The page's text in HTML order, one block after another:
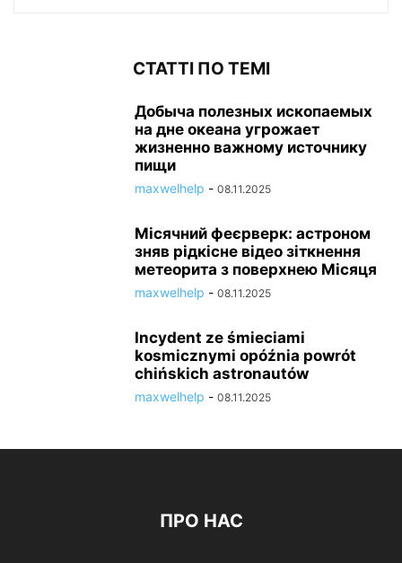
СТАТТІ ПО ТЕМІ
Добыча полезных ископаемых
на дне океана угрожает
жизненно важному источнику
пищи
maxwelhelp - 08.11.2025
Місячний феєрверк: астроном
зняв рідкісне відео зіткнення
метеорита з поверхнею Місяця
maxwelhelp - 08.11.2025
Incydent ze śmieciami
kosmicznymi opóźnia powrót
chińskich astronautów
maxwelhelp - 08.11.2025
ПРО НАС